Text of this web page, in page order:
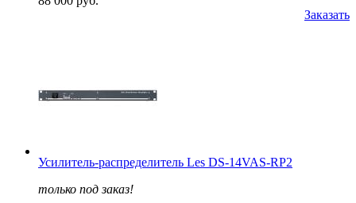
Заказать
Усилитель-распределитель Les DS-14VAS-RP2
только под заказ!